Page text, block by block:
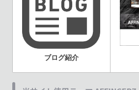
ブログ紹介